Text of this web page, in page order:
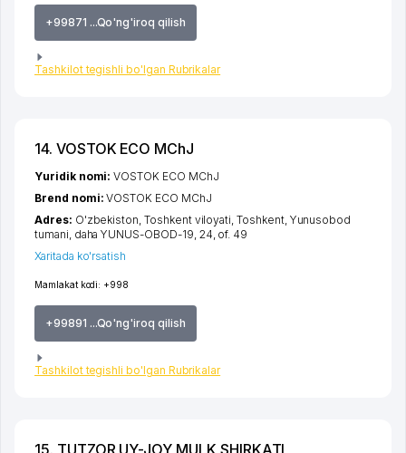
+99871 ...Qo'ng'iroq qilish
Tashkilot tegishli bo'lgan Rubrikalar
14. VOSTOK ECO MChJ
Mamlakat kodi: +998
+99891 ...Qo'ng'iroq qilish
Tashkilot tegishli bo'lgan Rubrikalar
Yuridik nomi:VOSTOK ECO MChJ
Brend nomi:VOSTOK ECO MChJ
Adres: O'zbekiston,Toshkent viloyati ,Toshkent, Yunusobod
tumani daha YUNUS-OBOD-19 , 24, of. 49
Xaritada ko'rsatish